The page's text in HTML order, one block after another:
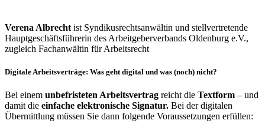
Verena Albrecht ist Syndikusrechtsanwältin und stellvertretende
Hauptgeschäftsführerin des Arbeitgeberverbands Oldenburg e.V.,
zugleich Fachanwältin für Arbeitsrecht
Digitale Arbeitsverträge: Was geht digital und was (noch) nicht?
Bei einem unbefristeten Arbeitsvertrag reicht die Textform – und
damit die einfache elektronische Signatur. Bei der digitalen
Übermittlung müssen Sie dann folgende Voraussetzungen erfüllen: